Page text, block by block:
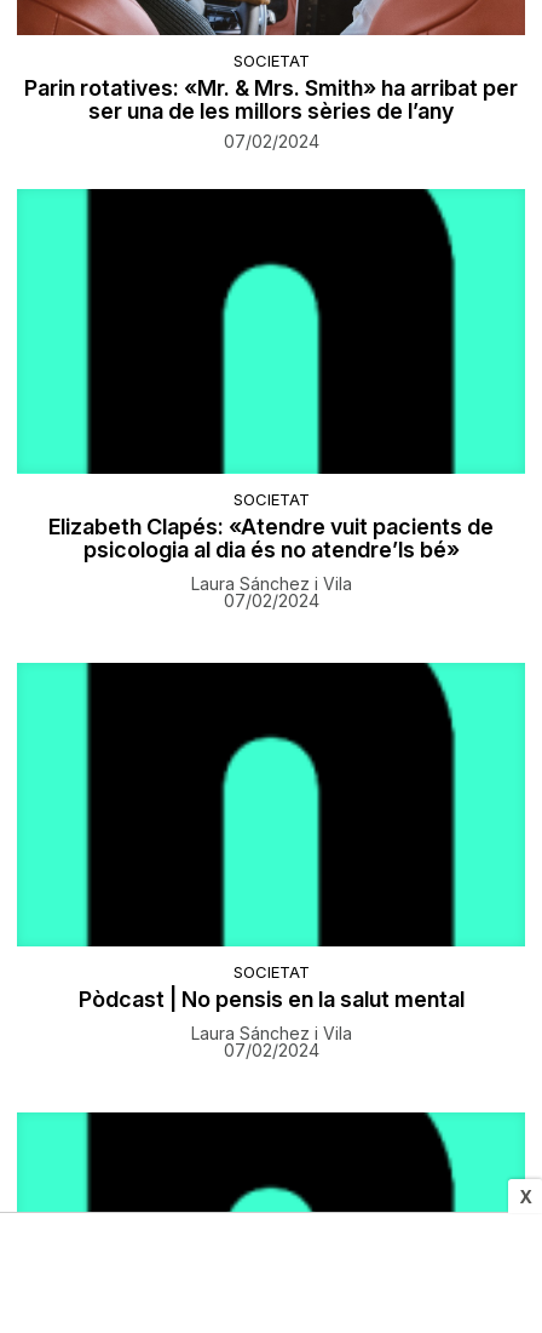
X
SOCIETAT
Parin rotatives: «Mr. & Mrs. Smith» ha arribat per
ser una de les millors sèries de l’any
07/02/2024
SOCIETAT
Elizabeth Clapés: «Atendre vuit pacients de
psicologia al dia és no atendre’ls bé»
Laura Sánchez i Vila
07/02/2024
SOCIETAT
Pòdcast | No pensis en la salut mental
Laura Sánchez i Vila
07/02/2024